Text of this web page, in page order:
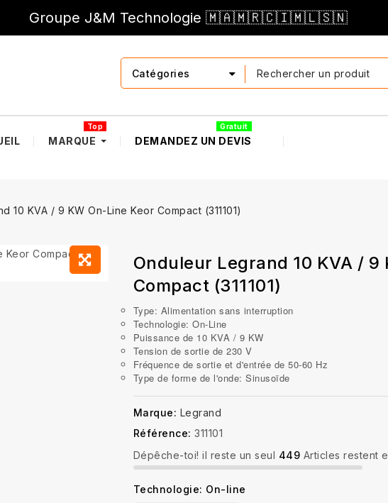
Groupe J&M Technologie 🇲🇦🇲🇷🇨🇮🇲🇱🇸🇳
Catégories
MARQUE
Top
DEMANDEZ UN DEVIS
Gratuit
10 KVA / 9 KW On-Line Keor Compact (311101)
Onduleur Legrand 10 KVA / 9
Compact (311101)
Type: Alimentation sans interruption
Technologie: On-Line
Puissance de 10 KVA / 9 KW
Tension de sortie de 230 V
Fréquence de sortie et d'entrée de 50-60 Hz
Type de forme de l'onde: Sinusoïde
Marque: Legrand
Référence: 311101
Dépêche-toi! il reste un seul 449 Articles restent
Technologie: On-line